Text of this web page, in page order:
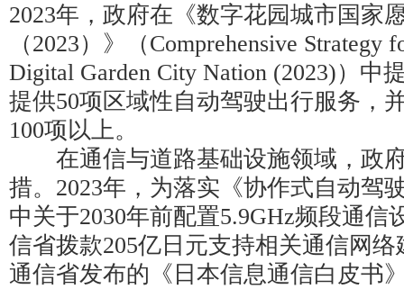
2023年，政府在《数字花园城市国家
（2023）》（Comprehensive Strategy
Digital Garden City Nation (2023)）中
提供50项区域性自动驾驶出行服务，
100项以上。
在通信与道路基础设施领域，政
措。2023年，为落实《协作式自动驾
中关于2030年前配置5.9GHz频段通信
信省拨款205亿日元支持相关通信网络
通信省发布的《日本信息通信白皮书